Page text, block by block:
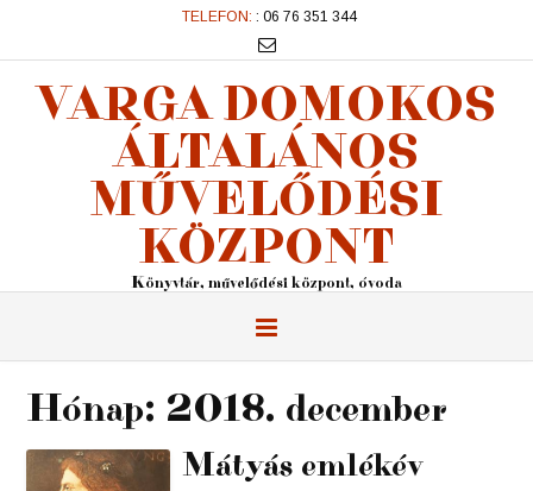
TELEFON: : 06 76 351 344
VARGA DOMOKOS
ÁLTALÁNOS
MŰVELŐDÉSI
KÖZPONT
Könyvtár, művelődési központ, óvoda
Hónap: 2018. december
Mátyás emlékév